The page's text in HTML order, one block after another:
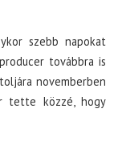
szebb napokat
továbbra is
novemberben
tette közzé, hogy